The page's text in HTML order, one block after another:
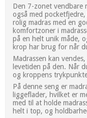
Den 7-zonet vendbare
også med
rolig madras med en
komfortzoner i
på en helt unik måde,
krop har brug for når
Madrassen kan
levetiden på den. Når
og kroppens
På denne seng er
liggeflader, hvilket er
med til at holde
helt i top, og